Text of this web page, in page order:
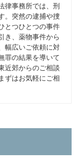
律事務所では、刑
。突然の逮捕や捜
とつひとつの事件
き、薬物事件から
幅広いご依頼に対
罪の結果を導いて
近郊からのご相談
ずはお気軽にご相